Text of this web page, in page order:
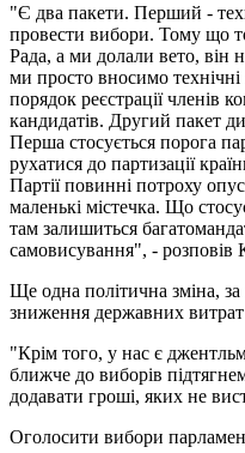
"Є два пакети. Перший -
провести вибори. Тому що
Рада, а ми долали вето,
ми просто вносимо
порядок реєстрації членів
кандидатів. Другий пакет
Перша стосується порога
рухатися до партизації
Партії повинні потроху
маленькі містечка. Що
там залишиться
самовисування", - розповів
Ще одна політична зміна,
зниження державних
"Крім того, у нас є
ближче до виборів
додавати гроші, яких не
Оголосити вибори